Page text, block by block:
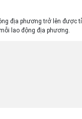
địa phương trở lên được
lao động địa phương.